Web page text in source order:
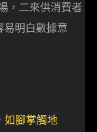
，二來供消費者
易明白數據意